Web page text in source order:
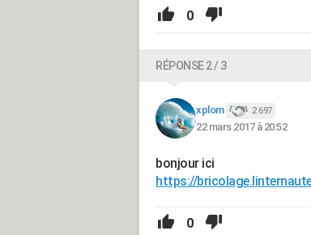
0
RÉPONSE 2 / 3
xplom 2 697
22 mars 2017 à 20:52
bonjour ici
https://
0